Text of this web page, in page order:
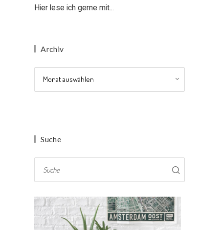
Hier lese ich gerne mit...
Archiv
Suche